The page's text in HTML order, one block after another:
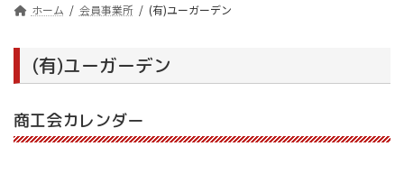
ホーム 会員事業所 (有)ユーガーデン
(有)ユーガーデン
商工会カレンダー